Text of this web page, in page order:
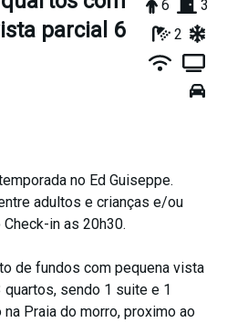
parcial 6
6
3
2
no Ed Guiseppe.
adultos e crianças e/ou
in as 20h30.
de fundos com pequena vista
sendo 1 suite e 1
Praia do morro, proximo ao